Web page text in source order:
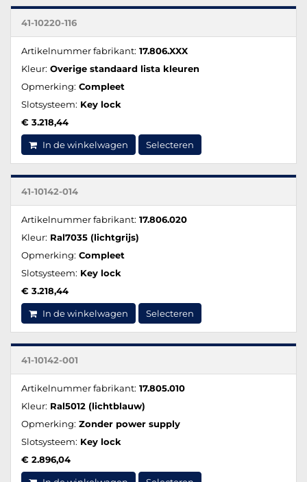
41-10220-116
Artikelnummer fabrikant: 17.806.XXX
Kleur: Overige standaard lista kleuren
Opmerking: Compleet
Slotsysteem: Key lock
€ 3.218,44
In de winkelwagen Selecteren
41-10142-014
Artikelnummer fabrikant: 17.806.020
Kleur: Ral7035 (lichtgrijs)
Opmerking: Compleet
Slotsysteem: Key lock
€ 3.218,44
In de winkelwagen Selecteren
41-10142-001
Artikelnummer fabrikant: 17.805.010
Kleur: Ral5012 (lichtblauw)
Opmerking: Zonder power supply
Slotsysteem: Key lock
€ 2.896,04